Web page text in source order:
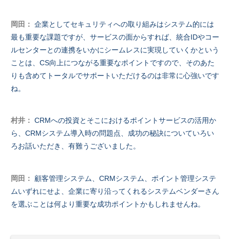
岡田： 企業としてセキュリティへの取り組みはシステム的には
最も重要な課題ですが、サービスの面からすれば、統合IDやコー
ルセンターとの連携をいかにシームレスに実現していくかという
ことは、CS向上につながる重要なポイントですので、そのあた
りも含めてトータルでサポートいただけるのは非常に心強いです
ね。
村井： CRMへの投資とそこにおけるポイントサービスの活用か
ら、CRMシステム導入時の問題点、成功の秘訣についていろい
ろお話いただき、有難うございました。
岡田：
顧客管理システム、CRMシステム、ポイント管理システ
ムいずれにせよ、企業に寄り沿ってくれるシステムベンダーさん
を選ぶことは何より重要な成功ポイントかもしれませんね。